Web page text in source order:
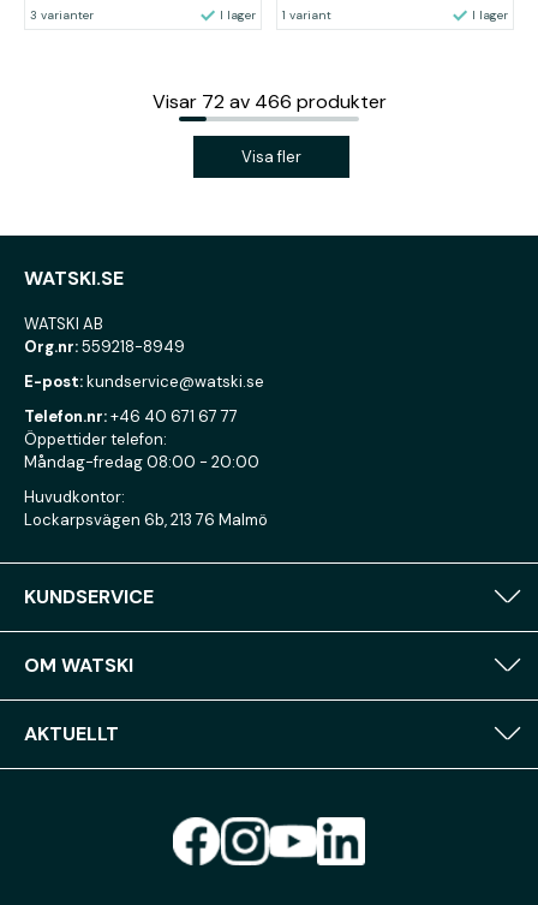
3 varianter I lager 1 variant I lager
Visar 72 av 466 produkter
Visa fler
WATSKI.SE
WATSKI AB
Org.nr:559218-8949
E-post:kundservice@watski.se
Telefon.nr:+46 40 671 67 77
Öppettider telefon:
Måndag-fredag 08:00 - 20:00
Huvudkontor:
Lockarpsvägen 6b, 213 76 Malmö
KUNDSERVICE
OM WATSKI
AKTUELLT